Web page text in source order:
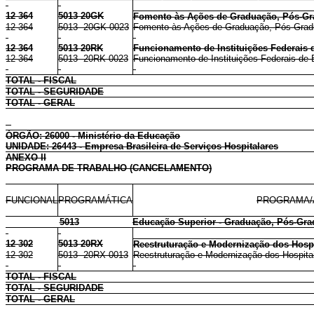
12 364 5013 20GK
Fomento às Ações de Graduação, Pós-
12 364
5013 20GK 0023 Fomento às Ações de Graduação, Pós-
12 364
5013 20RK
Funcionamento de Instituições Federais
12 364
5013 20RK 0023 Funcionamento de Instituições Federais de
TOTAL - FISCAL
TOTAL - SEGURIDADE
TOTAL - GERAL
ÓRGÃO: 26000 - Ministério da Educação
UNIDADE: 26443 - Empresa Brasileira de Serviços Hospitalares
ANEXO II
PROGRAMA DE TRABALHO (CANCELAMENTO)
FUNCIONALPROGRAMÁTICA
5013 Educação Superior - Graduação, Pós-
12 302 5013 20RX
Reestruturação e Modernização dos
12 302
5013 20RX 0013 Reestruturação e Modernização dos
TOTAL - FISCAL
TOTAL - SEGURIDADE
TOTAL - GERAL